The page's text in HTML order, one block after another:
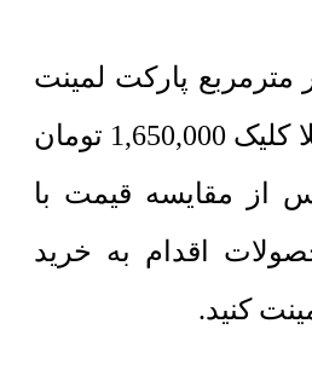
پارکت لمینت
1,650,000 تومان
از مقایسه قیمت با
اقدام به خرید
کنید.